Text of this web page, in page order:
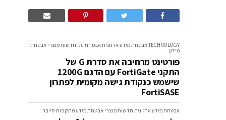
TECHNOLOGYאבטחת מידע ארגוניתאבטחת ענן חדשותמוצרי אבטחת
מידע
פורטינט מרחיבה את סדרת G של
התקני FortiGate עם הדגם 1200G
שישמש כנקודת גישה מקומית לפתרון
FortiSASE
אבטחת מידע ארגונית חדשותמוצרי אבטחת מידעמתקפות סייבר